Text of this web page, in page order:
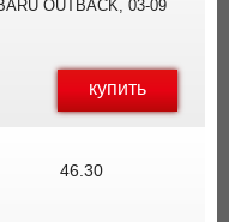
OUTBACK, 03-09
купить
46.30